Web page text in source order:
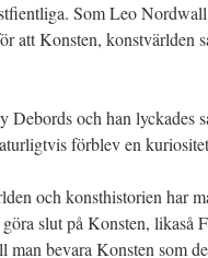
Som Leo
att Konsten, konstvärlden
och han lyckades
förblev en
och konsthistorien har
slut på Konsten, likaså
bevara Konsten som